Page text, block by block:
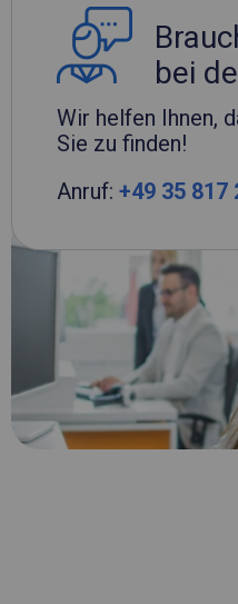
bei
Wir helfen Ihnen,
Sie zu finden!
Anruf: +49 35 817